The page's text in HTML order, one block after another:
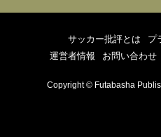
サッカー批評とは
プ
運営者情報
お問い合わせ
Copyright © Futabasha